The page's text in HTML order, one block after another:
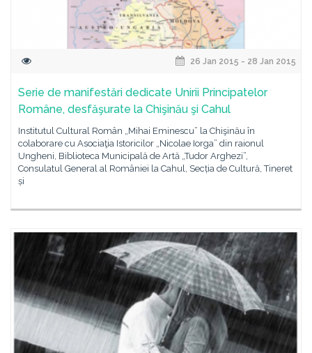
26 Jan 2015 - 28 Jan 2015
Serie de manifestări dedicate Unirii Principatelor
Române, desfăşurate la Chişinău şi Cahul
Institutul Cultural Român „Mihai Eminescu” la Chişinău în
colaborare cu Asociaţia Istoricilor „Nicolae Iorga” din raionul
Ungheni, Biblioteca Municipală de Artă „Tudor Arghezi”,
Consulatul General al României la Cahul, Secția de Cultură, Tineret
și